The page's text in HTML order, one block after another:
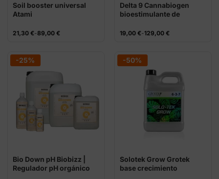
Soil booster universal
Atami
21,30 €-89,00 €
Rango
21,30 €
hasta
89,00 €
Delta 9 Cannabiogen
bioestimulante de
19,00 €-129,00 €
Rango
19,00 €
hasta
129,00 €
-25%
Bio Down pH Biobizz |
Regulador pH orgánico
-50%
Solotek Grow Grotek
base crecimiento